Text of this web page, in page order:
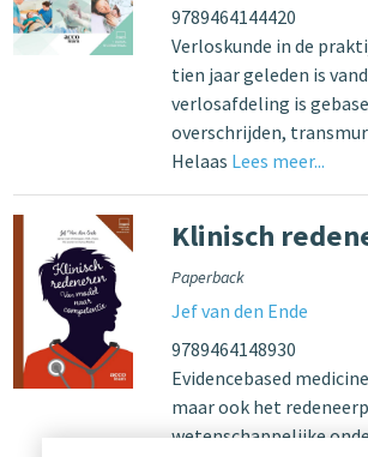
9789464144420
Verloskunde in de
tien jaar geleden is
verlosafdeling is
overschrijden,
Helaas Lees meer...
Klinisch
Paperback
Jef van den Ende
9789464148930
Evidencebased
maar ook het
wetenschappelijke